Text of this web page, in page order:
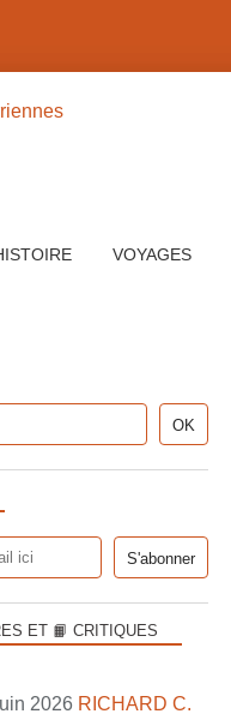
VOYAGES
ET 📙 CRITIQUES
2026 RICHARD C.